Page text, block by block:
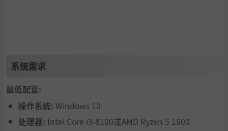
召唤幽冥巨斧，瞬息之间伐倒整片林木！化作魔法流光，瞬
间传送逃离险境。将骸骨幻化成……成蜜桃？
系统需求
最低配置:
操作系统: Windows 10
处理器: Intel Core i3-8100或AMD Ryzen 5 1600